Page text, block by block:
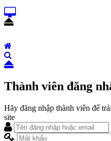
Thành viên đăng
Hãy đăng nhập thành viên để
site